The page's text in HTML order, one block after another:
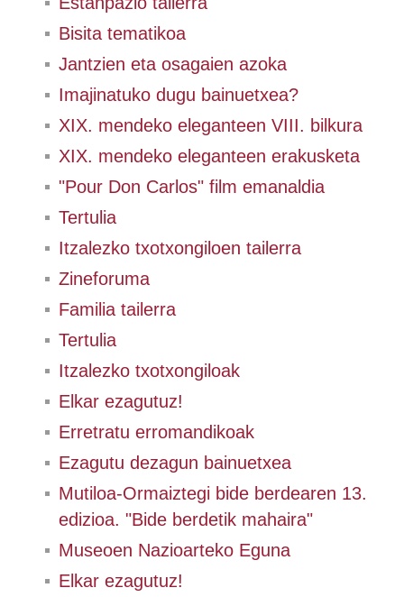
Bisita tematikoa
Jantzien eta osagaien azoka
Imajinatuko dugu bainuetxea?
XIX. mendeko eleganteen VIII. bilkura
XIX. mendeko eleganteen erakusketa
"Pour Don Carlos" film emanaldia
Tertulia
Itzalezko txotxongiloen tailerra
Zineforuma
Familia tailerra
Tertulia
Itzalezko txotxongiloak
Elkar ezagutuz!
Erretratu erromandikoak
Ezagutu dezagun bainuetxea
Mutiloa-Ormaiztegi bide berdearen 13.
edizioa. "Bide berdetik mahaira"
Museoen Nazioarteko Eguna
Elkar ezagutuz!